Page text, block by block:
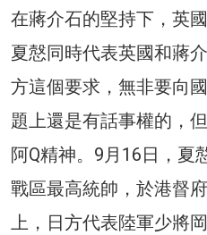
在蔣介石的堅持下，英
夏慤同時代表英國和蔣
方這個要求，無非要向
題上還是有話事權的，
阿Q精神。9月16日，夏
戰區最高統帥，於港督
上，日方代表陸軍少將